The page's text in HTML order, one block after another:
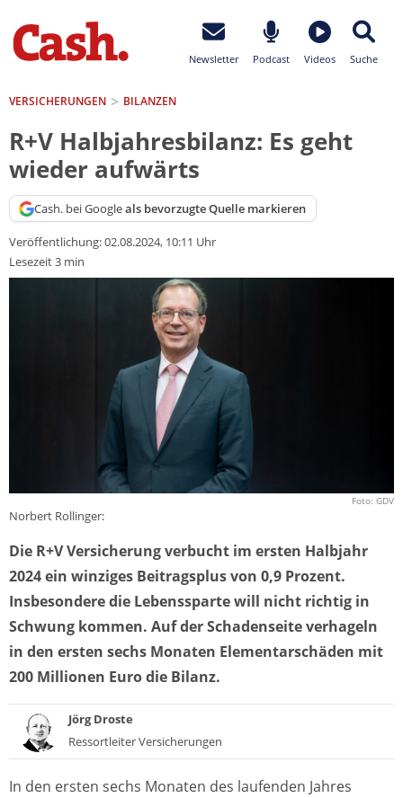
Newsletter Podcast Videos Suche
VERSICHERUNGEN BILANZEN
R+V Halbjahresbilanz: Es geht
wieder aufwärts
Cash. bei Googleals bevorzugte Quelle markieren
Veröffentlichung:02.08.2024, 10:11 Uhr
Lesezeit 3 min
Foto: GDV
Norbert Rollinger:
Die R+V Versicherung verbucht im ersten Halbjahr
2024 ein winziges Beitragsplus von 0,9 Prozent.
Insbesondere die Lebenssparte will nicht richtig in
Schwung kommen. Auf der Schadenseite verhageln
in den ersten sechs Monaten Elementarschäden mit
200 Millionen Euro die Bilanz.
Jörg Droste
Ressortleiter Versicherungen
In den ersten sechs Monaten des laufenden Jahres